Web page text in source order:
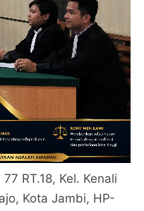
RT.18, Kel. Kenali
Kota Jambi, HP-